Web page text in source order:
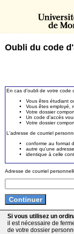
Oubli du code
En cas d'oubli de votre code
Vous êtes étudiant
Vous êtes employé,
Votre dossier
Un code d'accès
Votre dossier
L'adresse de courriel
conforme au format
autre qu'une
identique à celle
Adresse de courriel
Si vous utilisez un
il est nécessaire de
de votre dossier